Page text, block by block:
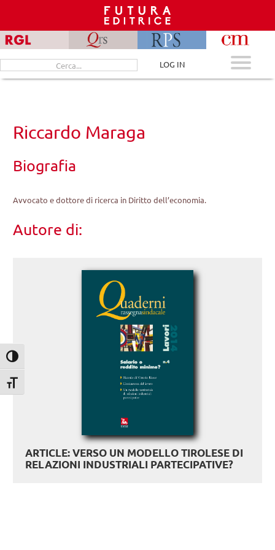
Attiva/disattiva alto contrasto
Attiva/disattiva dimensione testo
content
Cerca
per:
LOG IN
Riccardo Maraga
Biografia
Avvocato e dottore di ricerca in Diritto dell’economia.
Autore di:
ARTICLE: VERSO UN MODELLO TIROLESE DI
RELAZIONI INDUSTRIALI PARTECIPATIVE?